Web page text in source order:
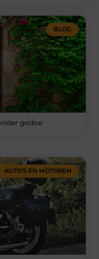
BLOG
gedoe
AUTO’S EN MOTOREN